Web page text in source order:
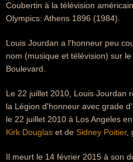
Coubertin à la télévision
Olympics: Athens 1896 (1984).
Louis Jourdan a l'honneur peu
nom (musique et télévision) sur
Boulevard.
Le 22 juillet 2010, Louis Jourdan
la Légion d'honneur avec grade
le 22 juillet 2010 à Los Angeles
Kirk Douglas et de Sidney Poitier,
Il meurt le 14 février 2015 à son